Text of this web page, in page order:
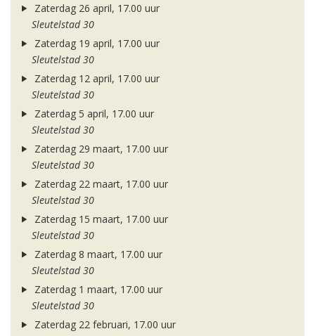
Zaterdag 26 april, 17.00 uur
Sleutelstad 30
Zaterdag 19 april, 17.00 uur
Sleutelstad 30
Zaterdag 12 april, 17.00 uur
Sleutelstad 30
Zaterdag 5 april, 17.00 uur
Sleutelstad 30
Zaterdag 29 maart, 17.00 uur
Sleutelstad 30
Zaterdag 22 maart, 17.00 uur
Sleutelstad 30
Zaterdag 15 maart, 17.00 uur
Sleutelstad 30
Zaterdag 8 maart, 17.00 uur
Sleutelstad 30
Zaterdag 1 maart, 17.00 uur
Sleutelstad 30
Zaterdag 22 februari, 17.00 uur